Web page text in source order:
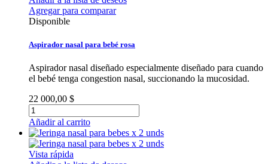
Agregar para comparar
Disponible
Aspirador nasal para bebé rosa
Aspirador nasal diseñado especialmente diseñado para cuando
el bebé tenga congestion nasal, succionando la mucosidad.
22 000,00 $
Añadir al carrito
Vista rápida